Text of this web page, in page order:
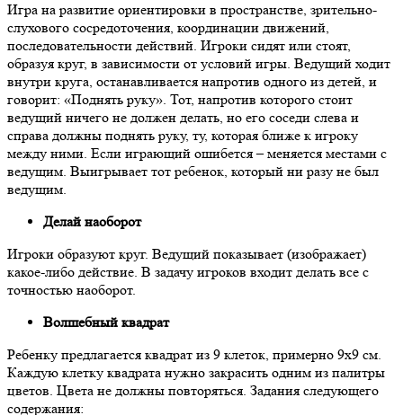
Игра на развитие ориентировки в пространстве, зрительно-
слухового сосредоточения, координации движений,
последовательности действий. Игроки сидят или стоят,
образуя круг, в зависимости от условий игры. Ведущий ходит
внутри круга, останавливается напротив одного из детей, и
говорит: «Поднять руку». Тот, напротив которого стоит
ведущий ничего не должен делать, но его соседи слева и
справа должны поднять руку, ту, которая ближе к игроку
между ними. Если играющий ошибется– меняется местами с
ведущим. Выигрывает тот ребенок, который ни разу не был
ведущим.
Делай наоборот
Игроки образуют круг. Ведущий показывает (изображает)
какое-либо действие. В задачу игроков входит делать все с
точностью наоборот.
Волшебный квадрат
Ребенку предлагается квадрат из 9 клеток, примерно 9х9 см.
Каждую клетку квадрата нужно закрасить одним из палитры
цветов. Цвета не должны повторяться. Задания следующего
содержания: